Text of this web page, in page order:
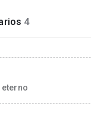
4
eterno